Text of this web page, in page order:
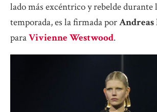
lado más excéntrico y rebelde durante
temporada, es la firmada por
paraVivienne Westwood.